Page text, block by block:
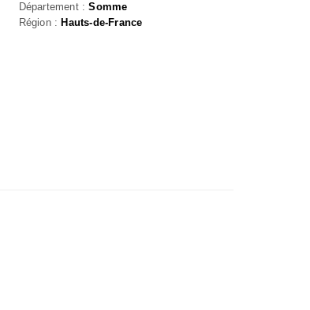
Département :Somme
Région : Hauts-de-France